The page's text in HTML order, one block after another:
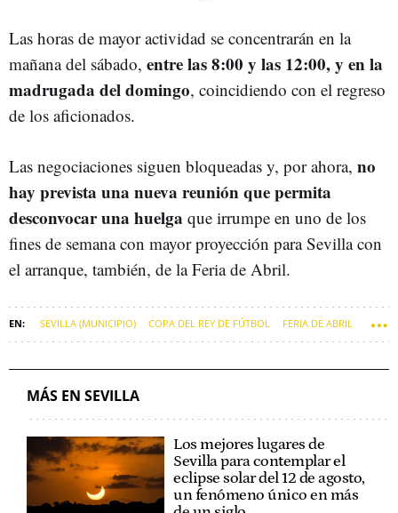
Las horas de mayor actividad se concentrarán en la
mañana del sábado, entre las 8:00 y las 12:00, y en la
madrugada del domingo, coincidiendo con el regreso
de los aficionados.
Las negociaciones siguen bloqueadas y, por ahora, no
hay prevista una nueva reunión que permita
desconvocar una huelga que irrumpe en uno de los
fines de semana con mayor proyección para Sevilla con
el arranque, también, de la Feria de Abril.
SEVILLA (MUNICIPIO) COPA DEL REY DE FÚTBOL FERIA DE ABRIL
MÁS EN SEVILLA
Los mejores lugares de
Sevilla para contemplar el
eclipse solar del 12 de agosto,
un fenómeno único en más